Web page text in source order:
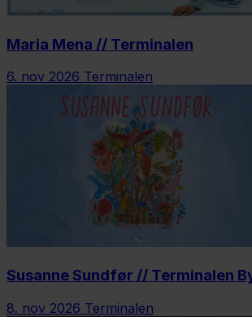
Maria Mena // Terminalen
6. nov 2026 Terminalen
Susanne Sundfør // Terminalen
8. nov 2026 Terminalen